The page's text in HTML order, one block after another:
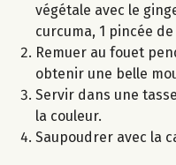
végétale avec le
curcuma, 1 pincée
Remuer au fouet
obtenir une belle
Servir dans une
la couleur.
Saupoudrer avec la